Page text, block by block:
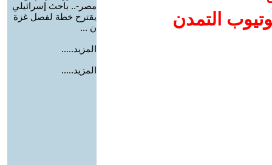
التمدن
مصر-.. باحث إسرائيلي
يقترح خطة لفصل غزة
ن ...
المزيد.....
المزيد.....